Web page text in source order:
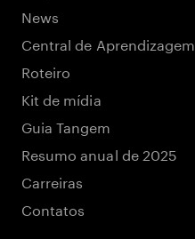
News
Central de Aprendizagem
Roteiro
Kit de mídia
Guia Tangem
Resumo anual de 2025
Carreiras
Contatos